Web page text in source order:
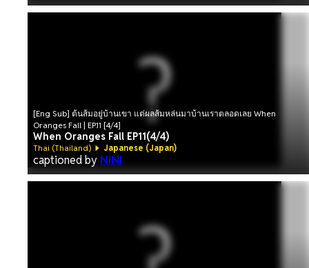
[Eng Sub] ต้นส้มอยู่บ้านเขา แต่ผลส้มหล่นมาบ้านเราตลอดเลย When
Oranges Fall | EP.11 [4/4]
When Oranges Fall EP11(4/4)
Thai (Thailand) Japanese (Japan)
captioned by NINI